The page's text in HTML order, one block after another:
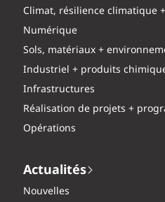
Climat, résilience climatique
Numérique
Sols, matériaux +
Industriel + produits
Infrastructures
Réalisation de projets +
Opérations
Actualités
Nouvelles